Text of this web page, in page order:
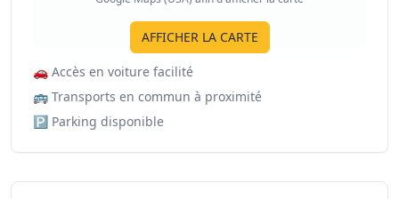
AFFICHER LA CARTE
🚗 Accès en voiture facilité
🚌 Transports en commun à proximité
🅿️ Parking disponible